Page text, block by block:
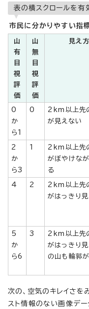
表の横スクロールを有
市民に分かりやすい指
山
有
目
視
評
価
山
無
目
視
評
価
見え
0
か
ら1
0
2km以上先
が見えない
2
か
ら3
1
2km以上先
がぼやけな
る
4 2
2km以上先
がはっきり見
5
か
ら6
3
2km以上先
がはっきり見
の山も輪郭
次の、空気のキレイさを
スト情報のない画像デー